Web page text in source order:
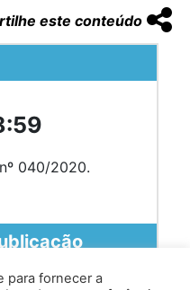
este conteúdo
040/2020.
para fornecer a